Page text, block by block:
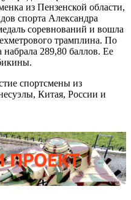
из Пензенской области,
спорта Александра
соревнований и вошла
трамплина. По
289,80 баллов. Ее
спортсмены из
Китая, России и